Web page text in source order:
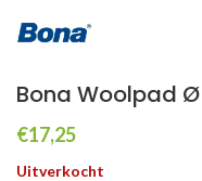
Bona Woolpad
€17,25
Uitverkocht